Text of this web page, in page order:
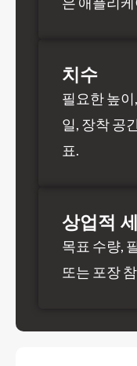
치수
필요한 높
일, 장착 공
표.
상업적
목표 수량,
또는 포장